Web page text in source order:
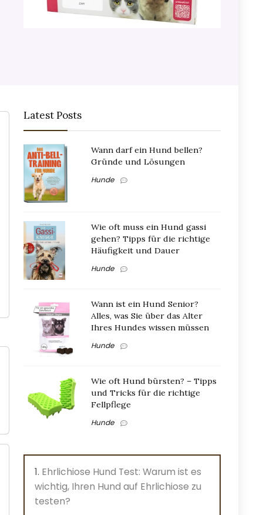
Latest Posts
Wann darf ein Hund bellen?
Gründe und Lösungen
Hunde
Wie oft muss ein Hund gassi
gehen? Tipps für die richtige
Häufigkeit und Dauer
Hunde
Wann ist ein Hund Senior?
Alles, was Sie über das Alter
Ihres Hundes wissen müssen
Hunde
Wie oft Hund bürsten? – Tipps
und Tricks für die richtige
Fellpflege
Hunde
Ehrlichiose Hund Test: Warum ist es
wichtig, Ihren Hund auf Ehrlichiose zu
testen?